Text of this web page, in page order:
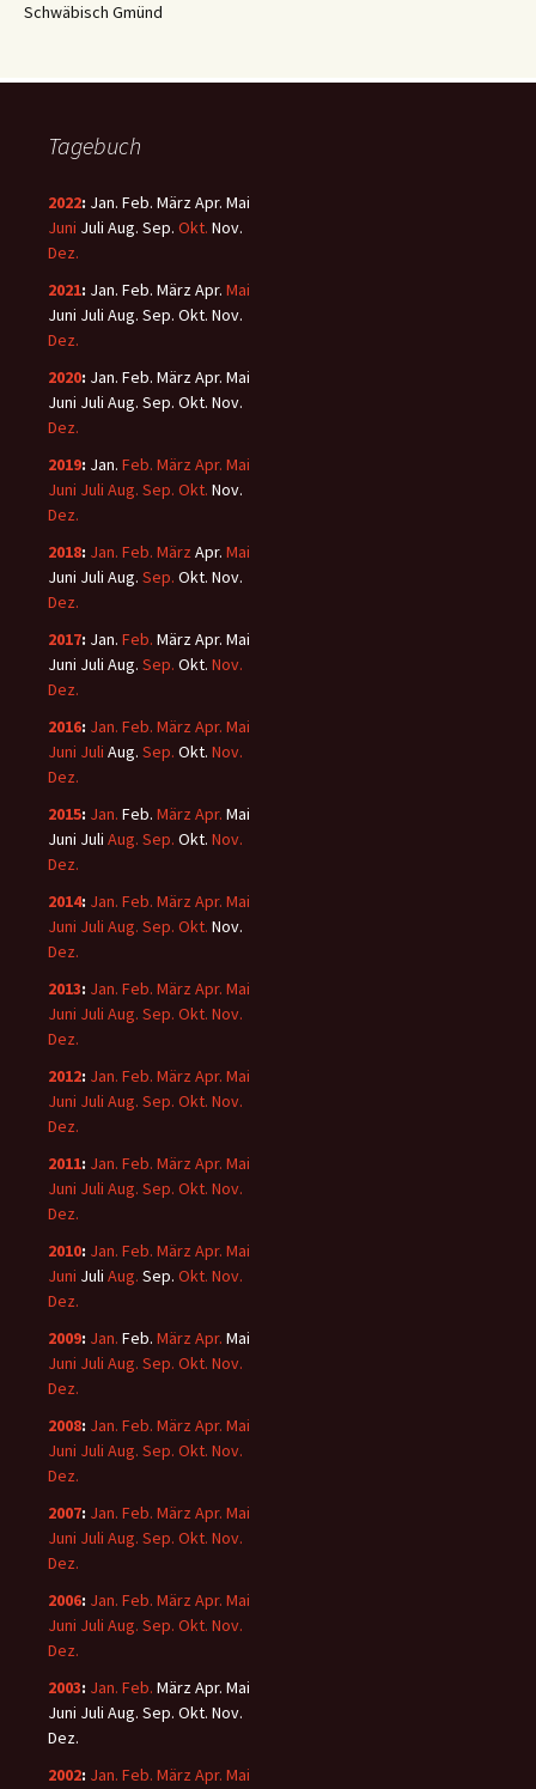
Schwäbisch Gmünd
Tagebuch
2022: Jan. Feb. MärzApr. Mai
Juni Juli Aug. Sep. Okt. Nov.
Dez.
2021: Jan. Feb. MärzApr. Mai
Juni Juli Aug. Sep. Okt. Nov.
Dez.
2020: Jan. Feb. MärzApr. Mai
Juni Juli Aug. Sep. Okt. Nov.
Dez.
2019: Jan. Feb. März Apr. Mai
Juni Juli Aug. Sep. Okt. Nov.
Dez.
2018: Jan. Feb. März Apr. Mai
Juni Juli Aug. Sep. Okt. Nov.
Dez.
2017: Jan. Feb. MärzApr. Mai
Juni Juli Aug. Sep. Okt. Nov.
Dez.
2016: Jan. Feb. März Apr. Mai
Juni Juli Aug. Sep. Okt. Nov.
Dez.
2015: Jan. Feb. März Apr. Mai
Juni Juli Aug. Sep. Okt. Nov.
Dez.
2014: Jan. Feb. März Apr. Mai
Juni Juli Aug. Sep. Okt. Nov.
Dez.
2013: Jan. Feb. März Apr. Mai
Juni Juli Aug. Sep. Okt. Nov.
Dez.
2012: Jan. Feb. März Apr. Mai
Juni Juli Aug. Sep. Okt. Nov.
Dez.
2011: Jan. Feb. März Apr. Mai
Juni Juli Aug. Sep. Okt. Nov.
Dez.
2010: Jan. Feb. März Apr. Mai
Juni Juli Aug. Sep. Okt. Nov.
Dez.
2009: Jan. Feb. März Apr. Mai
Juni Juli Aug. Sep. Okt. Nov.
Dez.
2008: Jan. Feb. März Apr. Mai
Juni Juli Aug. Sep. Okt. Nov.
Dez.
2007: Jan. Feb. März Apr. Mai
Juni Juli Aug. Sep. Okt. Nov.
Dez.
2006: Jan. Feb. März Apr. Mai
Juni Juli Aug. Sep. Okt. Nov.
Dez.
2003: Jan. Feb. MärzApr. Mai
Juni Juli Aug. Sep. Okt. Nov.
Dez.
2002: Jan. Feb. März Apr. Mai